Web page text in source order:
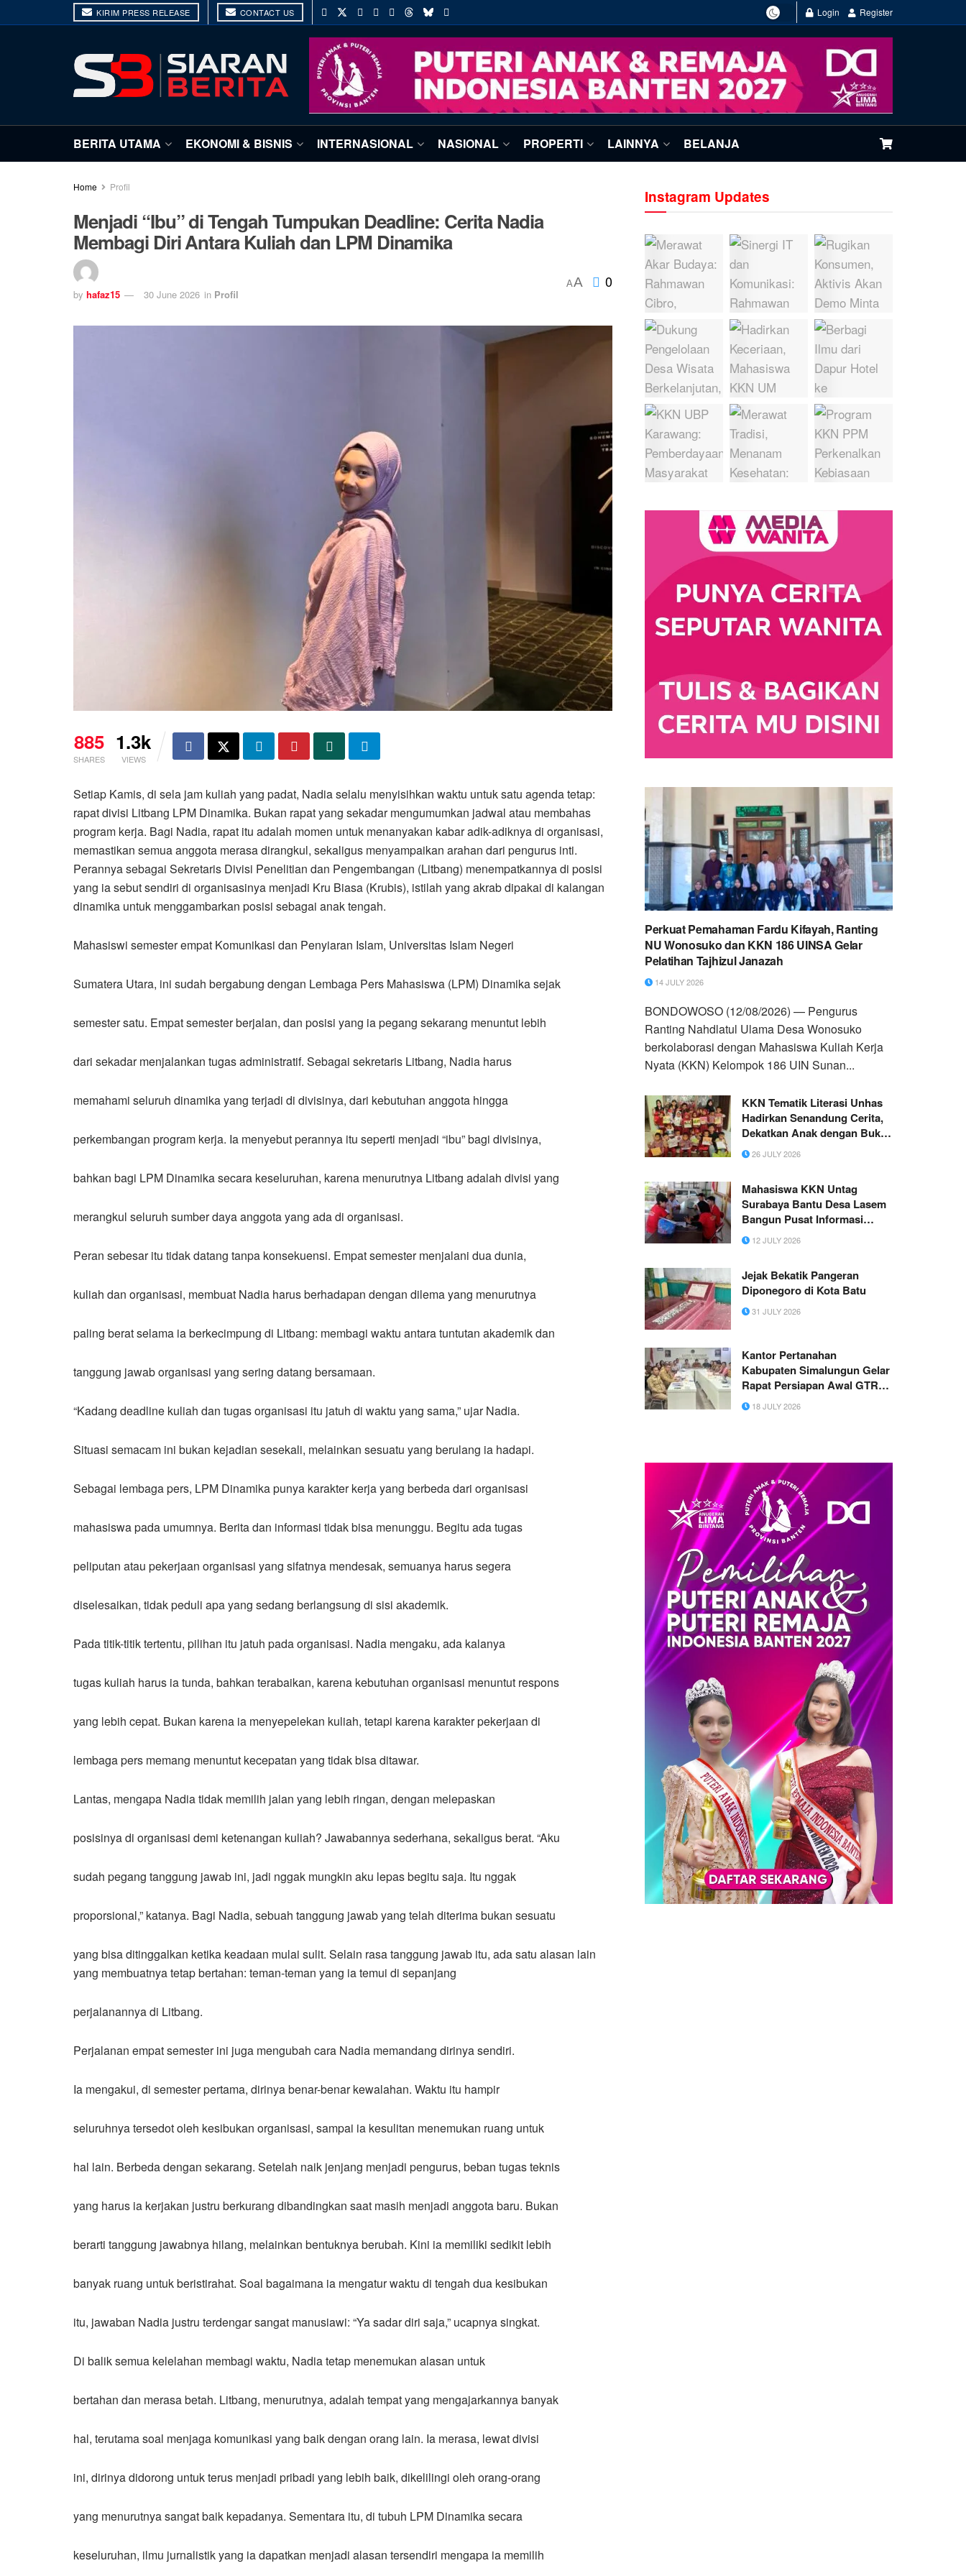
KIRIM PRESS RELEASE CONTACT US Login Register
BERITA UTAMA EKONOMI & BISNIS INTERNASIONAL NASIONAL PROPERTI LAINNYA BELANJA
Home Profil
Menjadi “Ibu” di Tengah Tumpukan Deadline: Cerita Nadia
Membagi Diri Antara Kuliah dan LPM Dinamika
by hafaz15 30 June 2026 in Profil
AA 0
885
SHARES
1.3k
VIEWS
Setiap Kamis, di sela jam kuliah yang padat, Nadia selalu menyisihkan waktu untuk satu agenda tetap:
rapat divisi Litbang LPM Dinamika. Bukan rapat yang sekadar mengumumkan jadwal atau membahas
program kerja. Bagi Nadia, rapat itu adalah momen untuk menanyakan kabar adik-adiknya di organisasi,
memastikan semua anggota merasa dirangkul, sekaligus menyampaikan arahan dari pengurus inti.
Perannya sebagai Sekretaris Divisi Penelitian dan Pengembangan (Litbang) menempatkannya di posisi
yang ia sebut sendiri di organisasinya menjadi Kru Biasa (Krubis), istilah yang akrab dipakai di kalangan
dinamika untuk menggambarkan posisi sebagai anak tengah.
Mahasiswi semester empat Komunikasi dan Penyiaran Islam, Universitas Islam Negeri
Sumatera Utara, ini sudah bergabung dengan Lembaga Pers Mahasiswa (LPM) Dinamika sejak
semester satu. Empat semester berjalan, dan posisi yang ia pegang sekarang menuntut lebih
dari sekadar menjalankan tugas administratif. Sebagai sekretaris Litbang, Nadia harus
memahami seluruh dinamika yang terjadi di divisinya, dari kebutuhan anggota hingga
perkembangan program kerja. Ia menyebut perannya itu seperti menjadi “ibu” bagi divisinya,
bahkan bagi LPM Dinamika secara keseluruhan, karena menurutnya Litbang adalah divisi yang
merangkul seluruh sumber daya anggota yang ada di organisasi.
Peran sebesar itu tidak datang tanpa konsekuensi. Empat semester menjalani dua dunia,
kuliah dan organisasi, membuat Nadia harus berhadapan dengan dilema yang menurutnya
paling berat selama ia berkecimpung di Litbang: membagi waktu antara tuntutan akademik dan
tanggung jawab organisasi yang sering datang bersamaan.
“Kadang deadline kuliah dan tugas organisasi itu jatuh di waktu yang sama,” ujar Nadia.
Situasi semacam ini bukan kejadian sesekali, melainkan sesuatu yang berulang ia hadapi.
Sebagai lembaga pers, LPM Dinamika punya karakter kerja yang berbeda dari organisasi
mahasiswa pada umumnya. Berita dan informasi tidak bisa menunggu. Begitu ada tugas
peliputan atau pekerjaan organisasi yang sifatnya mendesak, semuanya harus segera
diselesaikan, tidak peduli apa yang sedang berlangsung di sisi akademik.
Pada titik-titik tertentu, pilihan itu jatuh pada organisasi. Nadia mengaku, ada kalanya
tugas kuliah harus ia tunda, bahkan terabaikan, karena kebutuhan organisasi menuntut respons
yang lebih cepat. Bukan karena ia menyepelekan kuliah, tetapi karena karakter pekerjaan di
lembaga pers memang menuntut kecepatan yang tidak bisa ditawar.
Lantas, mengapa Nadia tidak memilih jalan yang lebih ringan, dengan melepaskan
posisinya di organisasi demi ketenangan kuliah? Jawabannya sederhana, sekaligus berat. “Aku
sudah pegang tanggung jawab ini, jadi nggak mungkin aku lepas begitu saja. Itu nggak
proporsional,” katanya. Bagi Nadia, sebuah tanggung jawab yang telah diterima bukan sesuatu
yang bisa ditinggalkan ketika keadaan mulai sulit. Selain rasa tanggung jawab itu, ada satu alasan lain
yang membuatnya tetap bertahan: teman-teman yang ia temui di sepanjang
perjalanannya di Litbang.
Perjalanan empat semester ini juga mengubah cara Nadia memandang dirinya sendiri.
Ia mengakui, di semester pertama, dirinya benar-benar kewalahan. Waktu itu hampir
seluruhnya tersedot oleh kesibukan organisasi, sampai ia kesulitan menemukan ruang untuk
hal lain. Berbeda dengan sekarang. Setelah naik jenjang menjadi pengurus, beban tugas teknis
yang harus ia kerjakan justru berkurang dibandingkan saat masih menjadi anggota baru. Bukan
berarti tanggung jawabnya hilang, melainkan bentuknya berubah. Kini ia memiliki sedikit lebih
banyak ruang untuk beristirahat. Soal bagaimana ia mengatur waktu di tengah dua kesibukan
itu, jawaban Nadia justru terdengar sangat manusiawi: “Ya sadar diri saja,” ucapnya singkat.
Di balik semua kelelahan membagi waktu, Nadia tetap menemukan alasan untuk
bertahan dan merasa betah. Litbang, menurutnya, adalah tempat yang mengajarkannya banyak
hal, terutama soal menjaga komunikasi yang baik dengan orang lain. Ia merasa, lewat divisi
ini, dirinya didorong untuk terus menjadi pribadi yang lebih baik, dikelilingi oleh orang-orang
yang menurutnya sangat baik kepadanya. Sementara itu, di tubuh LPM Dinamika secara
keseluruhan, ilmu jurnalistik yang ia dapatkan menjadi alasan tersendiri mengapa ia memilih
Instagram Updates
Perkuat Pemahaman Fardu Kifayah, Ranting
NU Wonosuko dan KKN 186 UINSA Gelar
Pelatihan Tajhizul Janazah
14 JULY 2026
BONDOWOSO (12/08/2026) — Pengurus
Ranting Nahdlatul Ulama Desa Wonosuko
berkolaborasi dengan Mahasiswa Kuliah Kerja
Nyata (KKN) Kelompok 186 UIN Sunan...
KKN Tematik Literasi Unhas
Hadirkan Senandung Cerita,
Dekatkan Anak dengan Buku
Melalui Membaca Nyaring
26 JULY 2026
Mahasiswa KKN Untag
Surabaya Bantu Desa Lasem
Bangun Pusat Informasi
Digital lewat Linktree
12 JULY 2026
Jejak Bekatik Pangeran
Diponegoro di Kota Batu
31 JULY 2026
Kantor Pertanahan
Kabupaten Simalungun Gelar
Rapat Persiapan Awal GTRA
Tahun 2026
18 JULY 2026